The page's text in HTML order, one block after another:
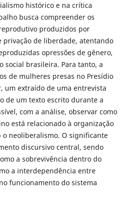
histórico e na crítica
busca compreender os
produzidos por
privação de liberdade, atentando
opressões de gênero,
social brasileira. Para tanto, a
de mulheres presas no Presídio
um extraído de uma entrevista
de um texto escrito durante a
com a análise, observar como
está relacionado à organização
o neoliberalismo. O significante
discursivo central, sendo
a sobrevivência dentro do
a interdependência entre
funcionamento do sistema